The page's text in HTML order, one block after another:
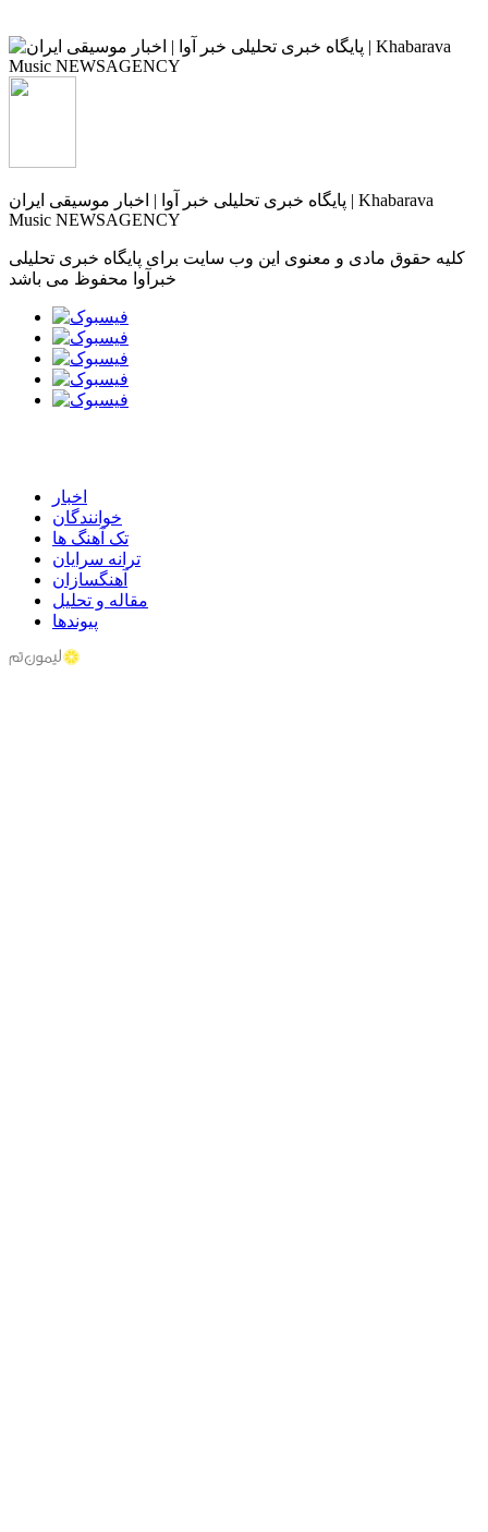
پایگاه خبری تحلیلی خبر آوا | اخبار موسیقی ایران | Khabarava
Music NEWSAGENCY
کلیه حقوق مادی و معنوی این وب سایت برای پایگاه خبری تحلیلی
خبرآوا محفوظ می باشد
اخبار
خوانندگان
تک آهنگ ها
ترانه سرایان
آهنگسازان
مقاله و تحلیل
پیوندها